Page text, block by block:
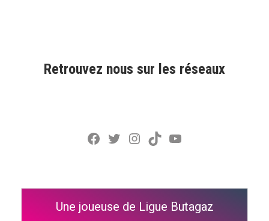
Retrouvez nous sur les réseaux
Facebook
Twitter
Instagram
TikTokYouTube
Une joueuse de Ligue Butagaz